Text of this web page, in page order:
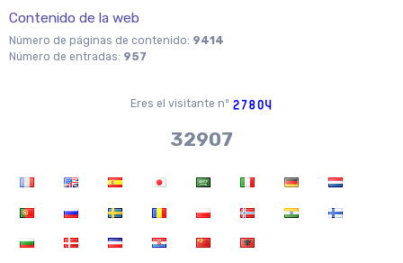
Contenido de la web
Número de páginas de contenido: 9414
Número de entradas: 957
Eres el visitante nº
36704